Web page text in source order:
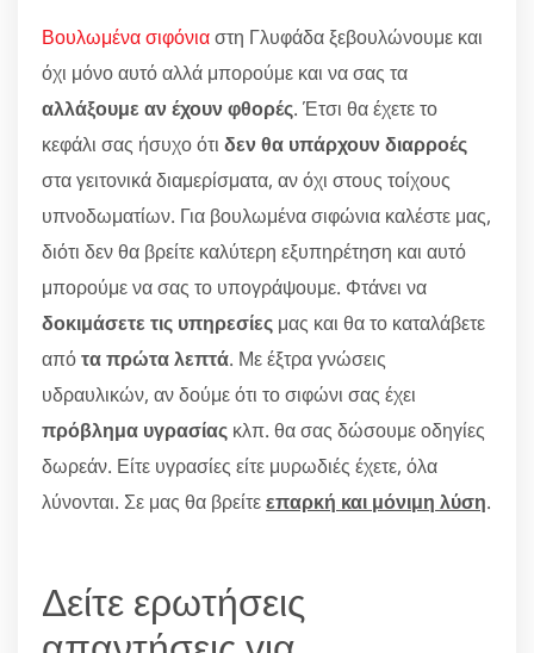
Βουλωμένα σιφόνιαστη Γλυφάδα ξεβουλώνουμε και
όχι μόνο αυτό αλλά μπορούμε και να σας τα
αλλάξουμε αν έχουν φθορές. Έτσι θα έχετε το
κεφάλι σας ήσυχο ότι δεν θα υπάρχουν διαρροές
στα γειτονικά διαμερίσματα, αν όχι στους τοίχους
υπνοδωματίων. Για βουλωμένα σιφώνια καλέστε μας,
διότι δεν θα βρείτε καλύτερη εξυπηρέτηση και αυτό
μπορούμε να σας το υπογράψουμε. Φτάνει να
δοκιμάσετε τις υπηρεσίες μας και θα το καταλάβετε
απότα πρώτα λεπτά. Με έξτρα γνώσεις
υδραυλικών, αν δούμε ότι το σιφώνι σας έχει
πρόβλημα υγρασίας κλπ. θα σας δώσουμε οδηγίες
δωρεάν. Είτε υγρασίες είτε μυρωδιές έχετε, όλα
λύνονται. Σε μας θα βρείτεεπαρκή και μόνιμη λύση.
Δείτε ερωτήσεις